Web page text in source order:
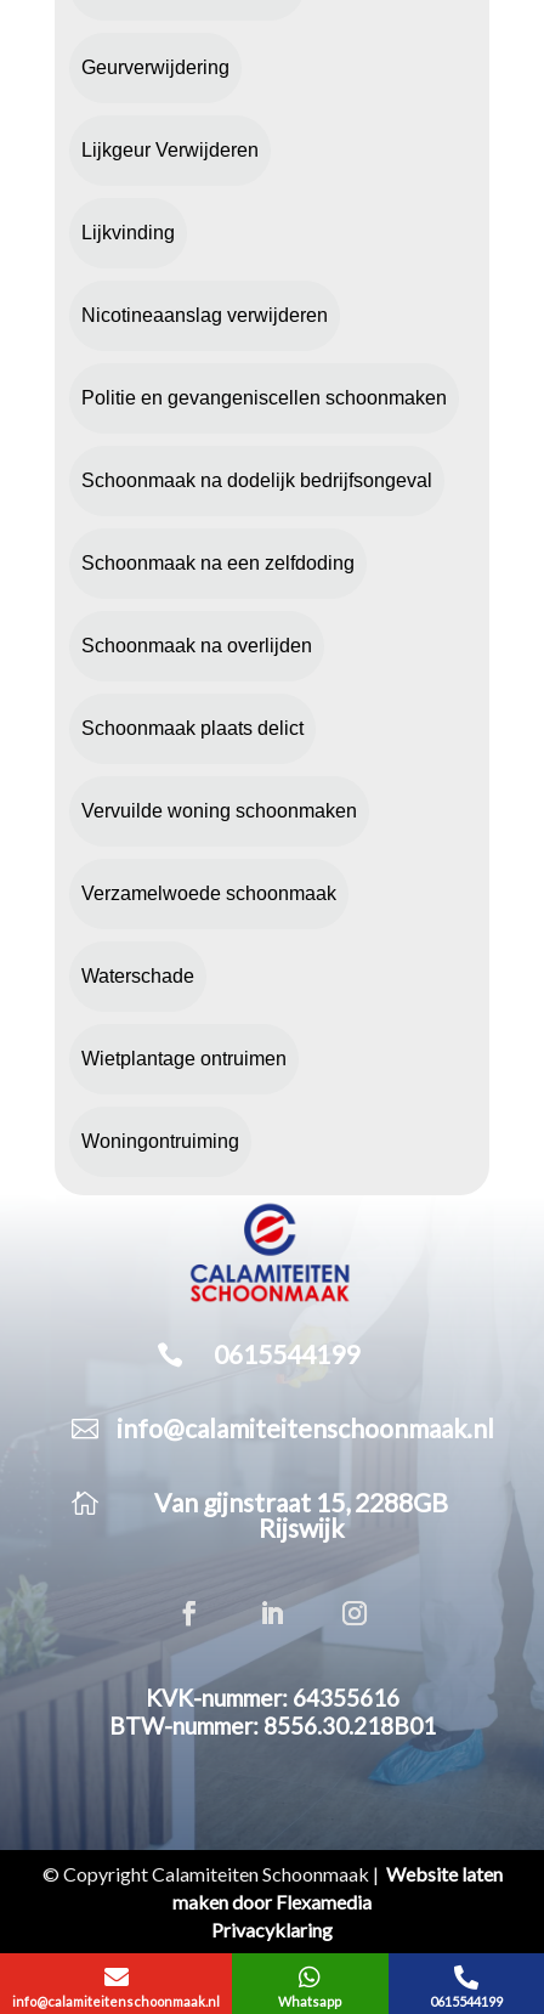
Geurverwijdering
Lijkgeur Verwijderen
Lijkvinding
Nicotineaanslag verwijderen
Politie en gevangeniscellen schoonmaken
Schoonmaak na dodelijk bedrijfsongeval
Schoonmaak na een zelfdoding
Schoonmaak na overlijden
Schoonmaak plaats delict
Vervuilde woning schoonmaken
Verzamelwoede schoonmaak
Waterschade
Wietplantage ontruimen
Woningontruiming
 0615544199
 info@calamiteitenschoonmaak.nl

Van gijnstraat 15, 2288GB
Rijswijk
KVK-nummer: 64355616
BTW-nummer: 8556.30.218B01
© Copyright Calamiteiten Schoonmaak | Website laten
maken door Flexamedia
Privacyklaring

info@calamiteitenschoonmaak.nl

Whatsapp

0615544199